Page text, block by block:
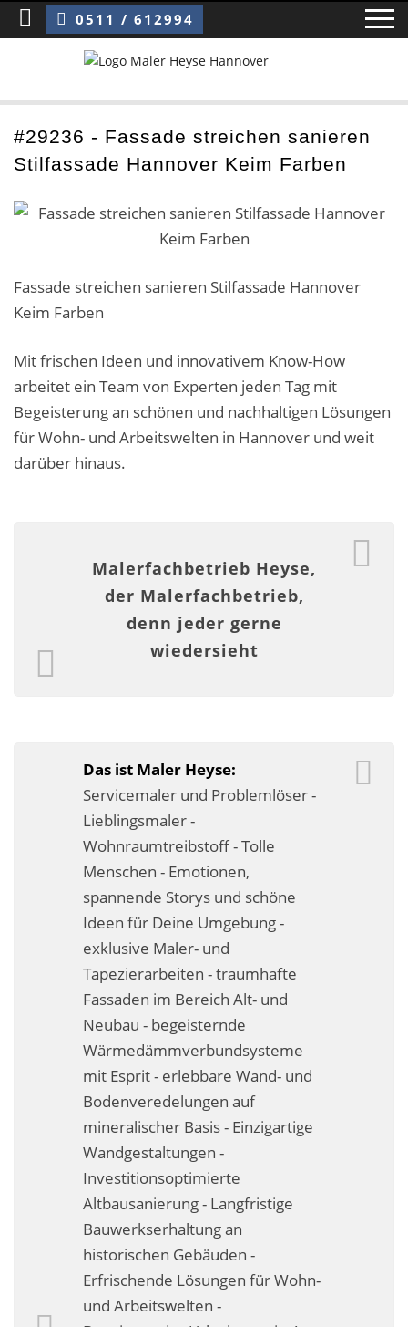
Sie sind hier:Fassade streichen sanieren Stilfassade Hannover Keim Farben
0511 / 612994
Home
Blog
Über uns ›
Mitarbeiter / Das Team
Storytelling
Malerarbeiten in der Region
Stellenangebote: Maler-Facharbeiter gesucht
Betonoptik
Echtmetalloptik
Fassadensanierung
Fugenlos
Kalkkind-Fachbetrieb – Sumpfkalk-Oberflächen
Malerarbeiten
Rostoptik
Tapezierarbeiten
Wandbegrünungen
Wärmedämmung / WDVS
Service ›
Entspannter Urlaubsservice
Business-Lösungen
Premium-Lösungen
Meine gute Empfehlung
#29236 - Fassade streichen sanieren
Stilfassade Hannover Keim Farben
Fassade streichen sanieren Stilfassade Hannover
Keim Farben
Mit frischen Ideen und innovativem Know-How
arbeitet ein Team von Experten jeden Tag mit
Begeisterung an schönen und nachhaltigen Lösungen
für Wohn- und Arbeitswelten in Hannover und weit
darüber hinaus.
Malerfachbetrieb Heyse,
der Malerfachbetrieb,
denn jeder gerne
wiedersieht
Das ist Maler Heyse:
Servicemaler und Problemlöser -
Lieblingsmaler -
Wohnraumtreibstoff - Tolle
Menschen - Emotionen,
spannende Storys und schöne
Ideen für Deine Umgebung -
exklusive Maler- und
Tapezierarbeiten - traumhafte
Fassaden im Bereich Alt- und
Neubau - begeisternde
Wärmedämmverbundsysteme
mit Esprit - erlebbare Wand- und
Bodenveredelungen auf
mineralischer Basis - Einzigartige
Wandgestaltungen -
Investitionsoptimierte
Altbausanierung - Langfristige
Bauwerkserhaltung an
historischen Gebäuden -
Erfrischende Lösungen für Wohn-
und Arbeitswelten -